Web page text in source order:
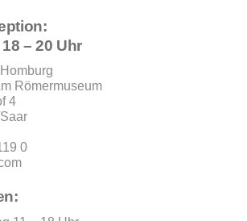
– 20 Uhr
Römermuseum
4
0